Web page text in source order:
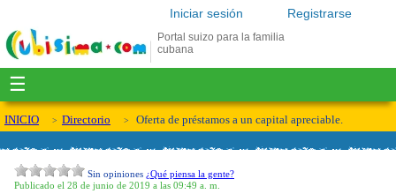
Registrarse
Iniciar sesión
Portal suizo para la familia
cubana
☰
INICIO Directorio Oferta de préstamos a un capital apreciable.
Sin opiniones ¿Qué piensa la gente?
Publicado el 28 de junio de 2019 a las 09:49 a. m.